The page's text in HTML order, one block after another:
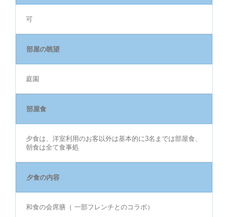
可
部屋の眺望
庭園
部屋食
夕食は、洋室利用のお客以外は基本的に3名までは部屋食、
朝食は全て食事処
夕食の内容
和食の会席膳（ 一部フレンチとのコラボ）